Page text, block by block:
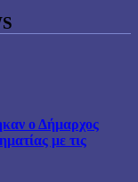
ο Δήμαρχος
με τις